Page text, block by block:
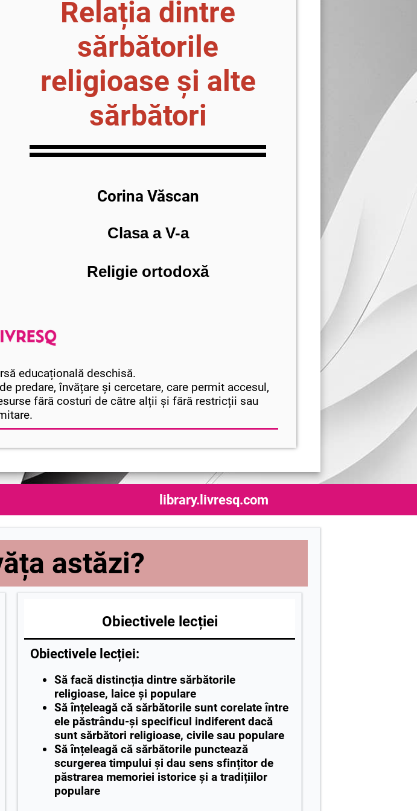
Relația dintre
sărbătorile
religioase şi alte
sărbători
Corina Văscan
Clasa a V-a
Religie ortodoxă
educațională deschisă.
predare, învățare și cercetare, care permit accesul,
fără costuri de către alții și fără restricții sau
library.livresq.com
astăzi?
Obiectivele lecției
Obiectivele lecției:
Să facă distincția dintre sărbătorile
religioase, laice și populare
Să înțeleagă că sărbătorile sunt corelate între
ele păstrându-și specificul indiferent dacă
sunt sărbători religioase, civile sau populare
Să înțeleagă că sărbătorile punctează
scurgerea timpului și dau sens sfințitor de
păstrarea memoriei istorice și a tradițiilor
populare